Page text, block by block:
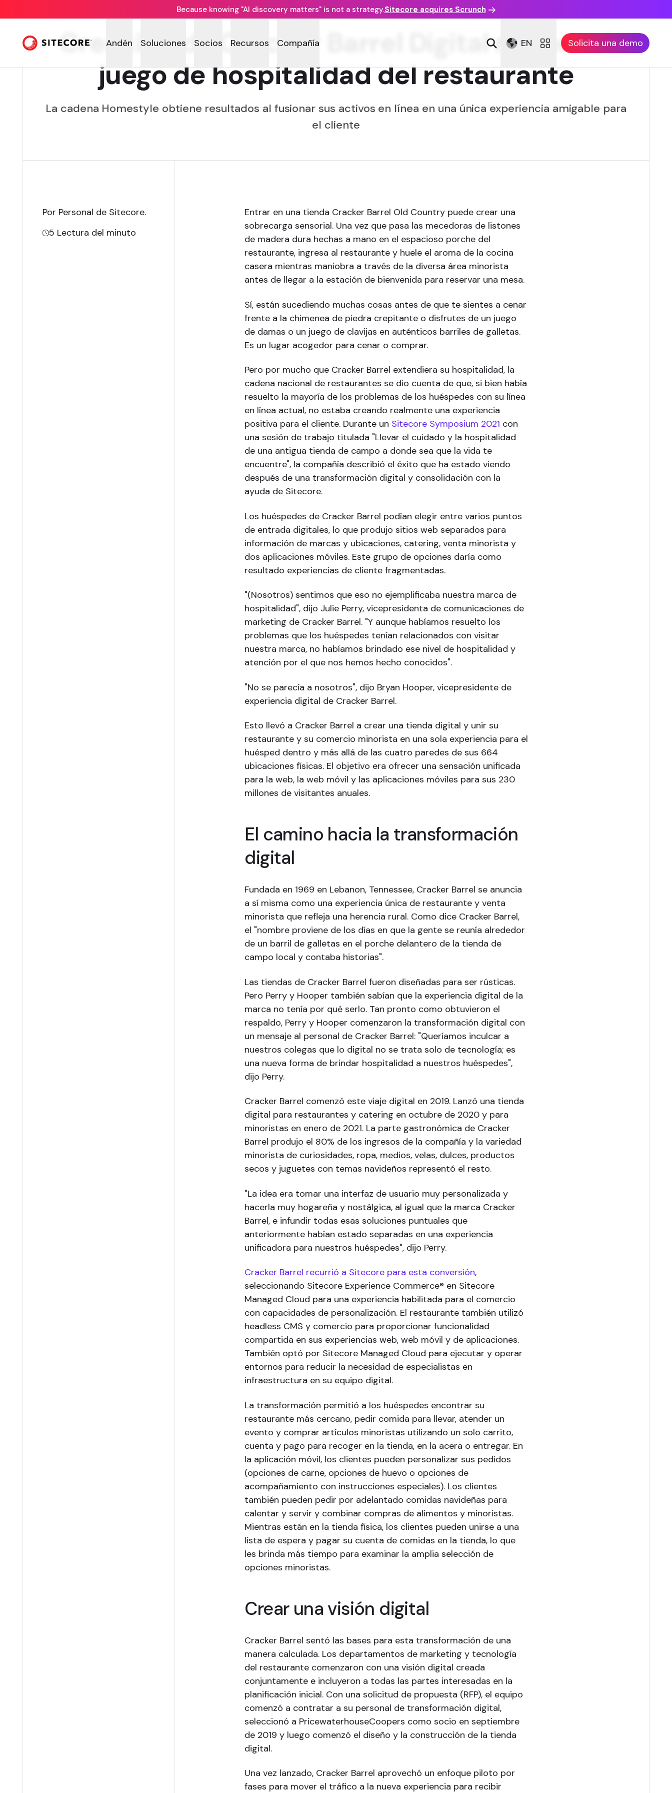
Because knowing "AI discovery matters" is not a strategy.Sitecore acquires Scrunch
Andén Soluciones Socios Recursos Compañía EN Solicita una demo
Creación de Cracker Barrel Digital mejora el
juego de hospitalidad del restaurante
La cadena Homestyle obtiene resultados al fusionar sus activos en línea en una única experiencia amigable para
el cliente
Por Personal de Sitecore.
5 Lectura del minuto
Entrar en una tienda Cracker Barrel Old Country puede crear una
sobrecarga sensorial. Una vez que pasa las mecedoras de listones
de madera dura hechas a mano en el espacioso porche del
restaurante, ingresa al restaurante y huele el aroma de la cocina
casera mientras maniobra a través de la diversa área minorista
antes de llegar a la estación de bienvenida para reservar una mesa.
Sí, están sucediendo muchas cosas antes de que te sientes a cenar
frente a la chimenea de piedra crepitante o disfrutes de un juego
de damas o un juego de clavijas en auténticos barriles de galletas.
Es un lugar acogedor para cenar o comprar.
Pero por mucho que Cracker Barrel extendiera su hospitalidad, la
cadena nacional de restaurantes se dio cuenta de que, si bien había
resuelto la mayoría de los problemas de los huéspedes con su línea
en línea actual, no estaba creando realmente una experiencia
positiva para el cliente. Durante un Sitecore Symposium 2021 con
una sesión de trabajo titulada "Llevar el cuidado y la hospitalidad
de una antigua tienda de campo a donde sea que la vida te
encuentre", la compañía describió el éxito que ha estado viendo
después de una transformación digital y consolidación con la
ayuda de Sitecore.
Los huéspedes de Cracker Barrel podían elegir entre varios puntos
de entrada digitales, lo que produjo sitios web separados para
información de marcas y ubicaciones, catering, venta minorista y
dos aplicaciones móviles. Este grupo de opciones daría como
resultado experiencias de cliente fragmentadas.
"(Nosotros) sentimos que eso no ejemplificaba nuestra marca de
hospitalidad", dijo Julie Perry, vicepresidenta de comunicaciones de
marketing de Cracker Barrel. "Y aunque habíamos resuelto los
problemas que los huéspedes tenían relacionados con visitar
nuestra marca, no habíamos brindado ese nivel de hospitalidad y
atención por el que nos hemos hecho conocidos".
"No se parecía a nosotros", dijo Bryan Hooper, vicepresidente de
experiencia digital de Cracker Barrel.
Esto llevó a Cracker Barrel a crear una tienda digital y unir su
restaurante y su comercio minorista en una sola experiencia para el
huésped dentro y más allá de las cuatro paredes de sus 664
ubicaciones físicas. El objetivo era ofrecer una sensación unificada
para la web, la web móvil y las aplicaciones móviles para sus 230
millones de visitantes anuales.
El camino hacia la transformación
digital
Fundada en 1969 en Lebanon, Tennessee, Cracker Barrel se anuncia
a sí misma como una experiencia única de restaurante y venta
minorista que refleja una herencia rural. Como dice Cracker Barrel,
el "nombre proviene de los días en que la gente se reunía alrededor
de un barril de galletas en el porche delantero de la tienda de
campo local y contaba historias".
Las tiendas de Cracker Barrel fueron diseñadas para ser rústicas.
Pero Perry y Hooper también sabían que la experiencia digital de la
marca no tenía por qué serlo. Tan pronto como obtuvieron el
respaldo, Perry y Hooper comenzaron la transformación digital con
un mensaje al personal de Cracker Barrel: "Queríamos inculcar a
nuestros colegas que lo digital no se trata solo de tecnología; es
una nueva forma de brindar hospitalidad a nuestros huéspedes",
dijo Perry.
Cracker Barrel comenzó este viaje digital en 2019. Lanzó una tienda
digital para restaurantes y catering en octubre de 2020 y para
minoristas en enero de 2021. La parte gastronómica de Cracker
Barrel produjo el 80% de los ingresos de la compañía y la variedad
minorista de curiosidades, ropa, medios, velas, dulces, productos
secos y juguetes con temas navideños representó el resto.
"La idea era tomar una interfaz de usuario muy personalizada y
hacerla muy hogareña y nostálgica, al igual que la marca Cracker
Barrel, e infundir todas esas soluciones puntuales que
anteriormente habían estado separadas en una experiencia
unificadora para nuestros huéspedes", dijo Perry.
Cracker Barrel recurrió a Sitecore para esta conversión,
seleccionando Sitecore Experience Commerce® en Sitecore
Managed Cloud para una experiencia habilitada para el comercio
con capacidades de personalización. El restaurante también utilizó
headless CMS y comercio para proporcionar funcionalidad
compartida en sus experiencias web, web móvil y de aplicaciones.
También optó por Sitecore Managed Cloud para ejecutar y operar
entornos para reducir la necesidad de especialistas en
infraestructura en su equipo digital.
La transformación permitió a los huéspedes encontrar su
restaurante más cercano, pedir comida para llevar, atender un
evento y comprar artículos minoristas utilizando un solo carrito,
cuenta y pago para recoger en la tienda, en la acera o entregar. En
la aplicación móvil, los clientes pueden personalizar sus pedidos
(opciones de carne, opciones de huevo o opciones de
acompañamiento con instrucciones especiales). Los clientes
también pueden pedir por adelantado comidas navideñas para
calentar y servir y combinar compras de alimentos y minoristas.
Mientras están en la tienda física, los clientes pueden unirse a una
lista de espera y pagar su cuenta de comidas en la tienda, lo que
les brinda más tiempo para examinar la amplia selección de
opciones minoristas.
Crear una visión digital
Cracker Barrel sentó las bases para esta transformación de una
manera calculada. Los departamentos de marketing y tecnología
del restaurante comenzaron con una visión digital creada
conjuntamente e incluyeron a todas las partes interesadas en la
planificación inicial. Con una solicitud de propuesta (RFP), el equipo
comenzó a contratar a su personal de transformación digital,
seleccionó a PricewaterhouseCoopers como socio en septiembre
de 2019 y luego comenzó el diseño y la construcción de la tienda
digital.
Una vez lanzado, Cracker Barrel aprovechó un enfoque piloto por
fases para mover el tráfico a la nueva experiencia para recibir